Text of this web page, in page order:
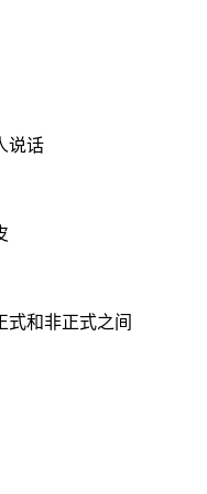
说话
式和非正式之间